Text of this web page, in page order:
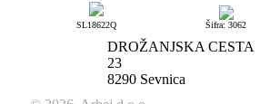
SL18622Q Šifra: 3062
DROŽANJSKA CESTA
23
8290 Sevnica